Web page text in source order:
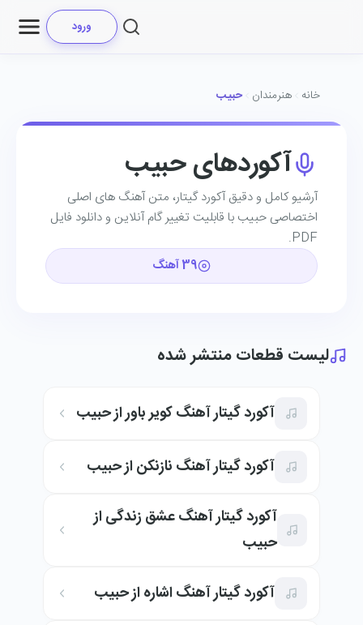
ورود
خانه هنرمندان حبیب
آکوردهای حبیب
آرشیو کامل و دقیق آکورد گیتار، متن آهنگ ‌های اصلی
اختصاصی حبیب با قابلیت تغییر گام آنلاین و دانلود فایل
PDF.
39 آهنگ
لیست قطعات منتشر شده
آکورد گیتار آهنگ کویر باور از حبیب
آکورد گیتار آهنگ نازنکن از حبیب
آکورد گیتار آهنگ عشق زندگی از
حبیب
آکورد گیتار آهنگ اشاره از حبیب